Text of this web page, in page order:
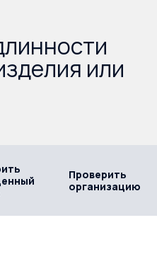
или
Проверить
организацию